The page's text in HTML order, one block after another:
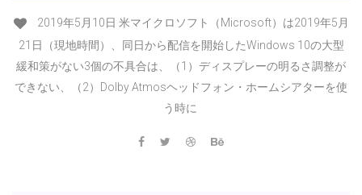
2019年5月10日 米マイクロソフト（Microsoft）は2019年5月
21日（現地時間）、同日から配信を開始したWindows 10の大型
緩和策がない3個の不具合は、（1）ディスプレーの明るさ調整が
できない、（2）Dolby Atmosヘッドフォン・ホームシアターを使
う時に